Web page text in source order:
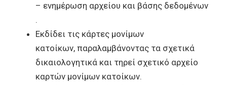
– ενημέρωση αρχείου και βάσης δεδομένων
.
Εκδίδει τις κάρτες μονίμων
κατοίκων, παραλαμβάνοντας τα σχετικά
δικαιολογητικά και τηρεί σχετικό αρχείο
καρτών μονίμων κατοίκων.